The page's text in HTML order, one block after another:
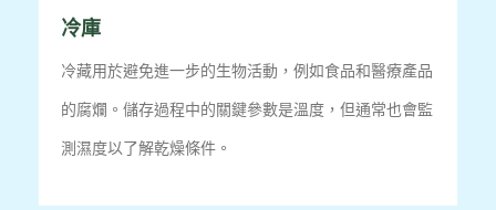
冷庫
冷藏用於避免進一步的生物活動，例如食品和醫療產品
的腐爛。 儲存過程中的關鍵參數是溫度，但通常也會監
測濕度以了解乾燥條件。